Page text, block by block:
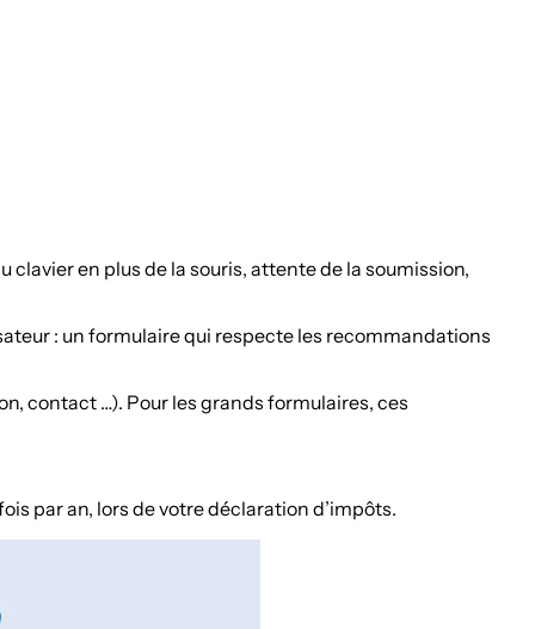
clavier en plus de la souris, attente de la soumission,
: un formulaire qui respecte les recommandations
contact …). Pour les grands formulaires, ces
par an, lors de votre déclaration d’impôts.